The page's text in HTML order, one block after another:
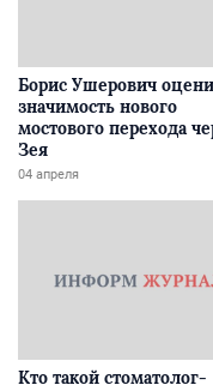
Борис Ушерович
значимость нового
мостового перехода
Зея
04 апреля
Кто такой стоматолог-